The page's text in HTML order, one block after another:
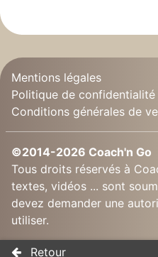
Mentions légales
Politique de confidentialité
Conditions générales de
©2014-2026 Coach'n Go
Tous droits réservés à
textes, vidéos ... sont
devez demander une
utiliser.